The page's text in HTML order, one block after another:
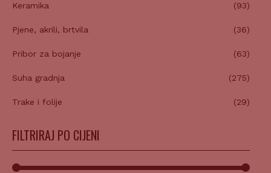
Keramika (93)
Pjene, akrili, brtvila (36)
Pribor za bojanje (63)
Suha gradnja (275)
Trake i folije (29)
FILTRIRAJ PO CIJENI